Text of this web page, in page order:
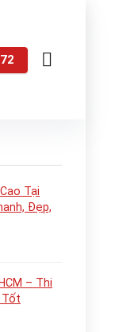
Tại
Đẹp,
– Thi
Tốt